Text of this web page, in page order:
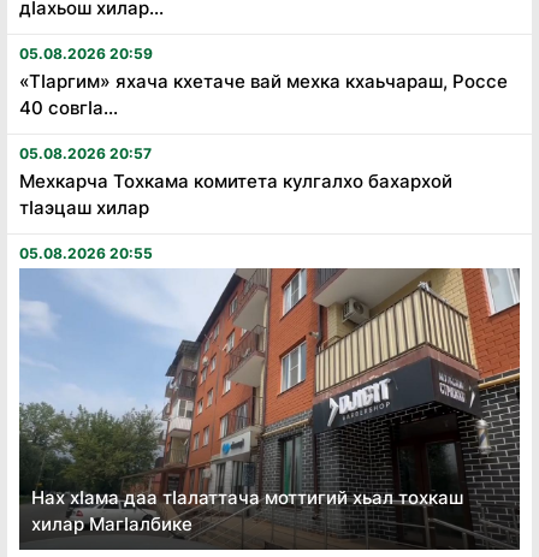
дӏахьош хилар...
05.08.2026 20:59
«Тӏаргим» яхача кхетаче вай мехка кхаьчараш, Россе
40 совгӏа...
05.08.2026 20:57
Мехкарча Тохкама комитета кулгалхо бахархой
тӏаэцаш хилар
05.08.2026 20:55
Нах хӏама даа тӏалаттача моттигий хьал тохкаш
хилар Магӏалбике